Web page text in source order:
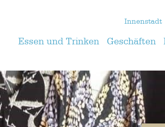
Innenstadt
Essen und Trinken Geschäften